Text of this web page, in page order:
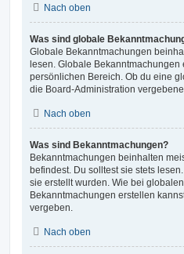
Nach oben
Was sind globale
Globale Bekanntmachungen
lesen. Globale
persönlichen Bereich. Ob du eine
die Board-Administration
Nach oben
Was sind Bekanntmachungen?
Bekanntmachungen beinhalten
befindest. Du solltest sie stets
sie erstellt wurden. Wie bei
Bekanntmachungen erstellen
vergeben.
Nach oben